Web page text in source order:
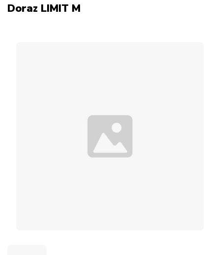
Doraz LIMIT M